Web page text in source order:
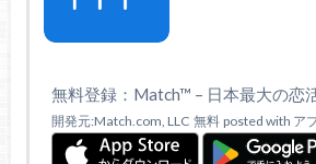
無料登録：Match™ – 日本最大の恋
開発元:Match.com, LLC 無料 posted with ア